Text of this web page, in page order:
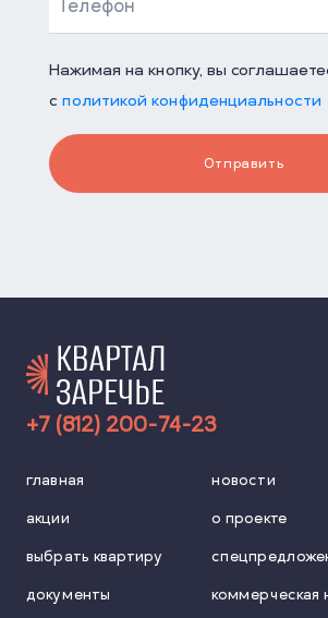
Нажимая на кнопку, вы
сполитикой конфиденциальности
Отправить
+7 (812) 200-74-23
главная новости
акции о проекте
выбрать квартиру
документы коммерческая